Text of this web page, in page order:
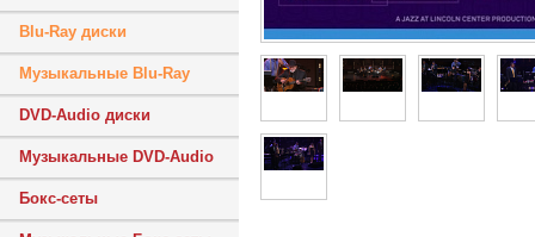
Blu-Ray диски
Музыкальные Blu-Ray
DVD-Audio диски
Музыкальные DVD-Audio
Бокс-сеты